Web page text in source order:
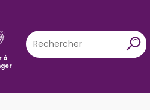
à
Rechercher
X